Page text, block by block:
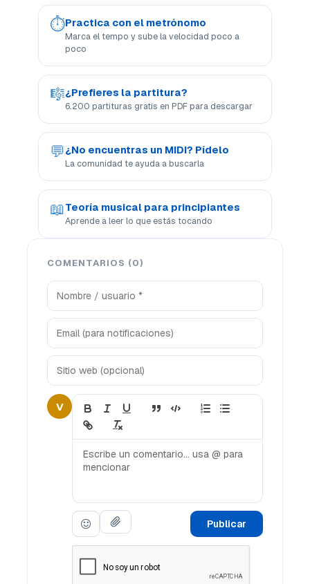
⏱Practica con el metrónomo
Marca el tempo y sube la velocidad poco a
poco
🎼¿Prefieres la partitura?
6.200 partituras gratis en PDF para descargar
💬¿No encuentras un MIDI? Pídelo
La comunidad te ayuda a buscarla
📖Teoría musical para principiantes
Aprende a leer lo que estás tocando
COMENTARIOS (0)
V
Publicar